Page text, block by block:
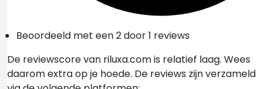
Beoordeeld met een 2 door 1 reviews
De reviewscore van riluxa.com is relatief laag. Wees
daarom extra op je hoede. De reviews zijn verzameld